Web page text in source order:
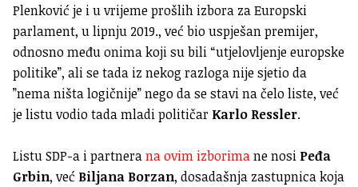
Plenković je i u vrijeme prošlih izbora za Europski
parlament, u lipnju 2019., već bio uspješan premijer,
odnosno među onima koji su bili “utjelovljenje europske
politike”, ali se tada iz nekog razloga nije sjetio da
”nema ništa logičnije” nego da se stavi na čelo liste, već
je listu vodio tada mladi političar Karlo Ressler.
Listu SDP-a i partnerana ovim izborimane nosi Peđa
Grbin, već Biljana Borzan, dosadašnja zastupnica koja